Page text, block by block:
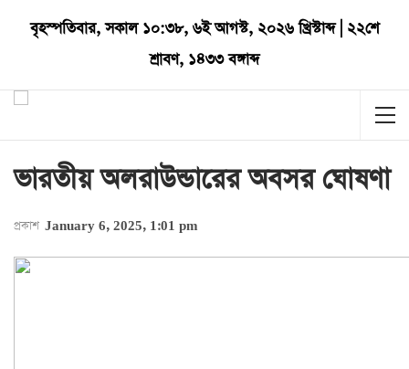
বৃহস্পতিবার,সকাল ১০:৩৮, ৬ই আগস্ট, ২০২৬ খ্রিস্টাব্দ| ২২শে
শ্রাবণ, ১৪৩৩ বঙ্গাব্দ
ভারতীয় অলরাউন্ডারের অবসর ঘোষণা
প্রকাশ January 6, 2025, 1:01 pm